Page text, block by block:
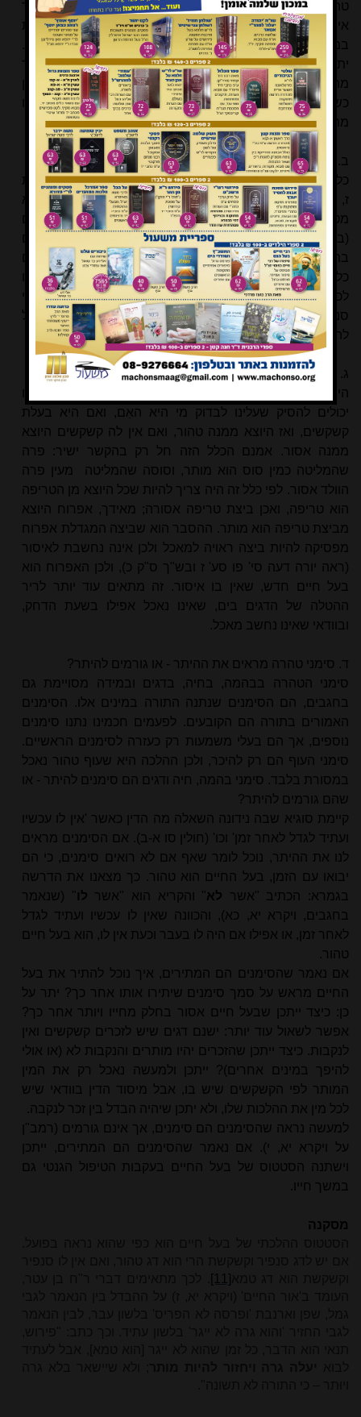
טהורה מן הטמא. לפי זה יש לנו כלל האומר שבעל חיים טהור
אינו מתרבה עם בעל חיים טמא. כלל זה בדרך כלל נכון, לפחות
במידה ולשני בני הזוג יש אברי הולדה, וישנה הזדווגות ביניהם.
יתכן לומר שהשינוי בביצים המוטלות לים אינו כל כך גדול שזכר
מהמין השני לא ישחה אחרי הנקבה ויפרה את ביציה, ולכן
כשההפרייה היא מחוץ לגוף יתכן שהכלל הזה של חז"ל אינו
מתקיים.
ב. דג טמא משריץ, דג טהור מטיל ביצים
כלל אחר הוא שדג טמא משריץ, ודג טהור מטיל ביצים (בכורות
ז, ב). האם נוכל לומר על המין חסר הקשקשים שמכיוון שהוא
מטיל ביצים הרי הוא דג טהור? סימני המשנה של בעלי החיים
(בניגוד לסימנים העיקריים – סנפיר וקשקשת - האמורים
בתורה) הם סימנים כלליים, שהסיקו חכמים מהניסיון. הם
כללים כלליים לכיוון מחשבה בלבד, ואין להם סמכות כמו
לכללים אחרים שבחז"ל. למעשה יש הרבה מינים שאינם בעלי
סנפיר וקשקשת ובכל זאת מטילי ביצים, וברור שלעולם לא נוכל
להתיר דג על פי הנחה זו.
ג. היוצא מן הטהור טהור
היוצא מן הטהור טהור... (משנה בכורות ה, ב). מהכלל הזה היינו
יכולים להסיק שעלינו לבדוק מי היא האֵם, ואם היא בעלת
קשקשים, ואז היוצא ממנה טהור, ואם אין לה קשקשים היוצא
ממנה אסור. אמנם הכלל הזה חל רק בהקשר ישיר: פרה
שהמליטה כמין סוס הוא מותר, וסוסה שהמליטה
מעין פרה
הוולד אסור. לפי כלל זה היה צריך להיות שכל היוצא מן הטריפה
הוא טריפה, ואכן ביצת טריפה אסורה; מאידך, אפרוח היוצא
מביצת טריפה הוא מותר. ההסבר הוא שביצה המגדלת אפרוח
מפסיקה להיות ביצה ראויה למאכל ולכן אינה נחשבת לאיסור
(ראה יורה דעה סי' פו סע' ז ובש"ך ס"ק כ), ולכן האפרוח הוא
בעל חיים חדש, שאין בו איסור. זה מתאים עוד יותר לריר
ההטלה של הדגים בים, שאינו נאכל אפילו בשעת הדחק,
ובוודאי שאינו נחשב מאכל.
ד. סימני טהרה מראים את ההיתר - או גורמים להיתר?
סימני הטהרה בבהמה, בחיה, בדגים ובמידה מסויימת גם
בחגבים, הם הסימנים שנתנה התורה במינים אלו. הסימנים
האמורים בתורה הם הקובעים. לפעמים חכמינו נתנו סימנים
נוספים, אך הם בעלי משמעות רק כעזרה לסימנים הראשיים.
סימני העוף הם רק להיכר, ולכן ההלכה היא שעוף טהור נאכל
במסורת בלבד. סימני בהמה, חיה ודגים הם סימנים להיתר - או
שהם גורמים להיתר?
קיימת סוגיא שבה נידונה השאלה מה הדין כאשר 'אין לו עכשיו
ועתיד לגדל לאחר זמן' וכו' (חולין סו א-ב). אם הסימנים מראים
לנו את ההיתר, נוכל לומר שאף אם לא רואים סימנים, כי הם
יבואו עם הזמן, בעל החיים הוא טהור. כך מצאנו את הדרשה
בגמרא: הכתיב "אשר לא" והקריא הוא "אשר לו" (שנאמר
בחגבים, ויקרא יא, כא), והכוונה שאין לו עכשיו ועתיד לגדל
לאחר זמן, או אפילו אם היה לו בעבר וכעת אין לו, הוא בעל חיים
טהור.
אם נאמר שהסימנים הם המתירים, איך נוכל להתיר את בעל
החיים מראש על סמך סימנים שיתירו אותו אחר כך? יתר על
כן: כיצד ייתכן שבעל חיים אסור בחלק מחייו ויותר אחר כך?
אפשר לשאול עוד יותר: ישנם דגים שיש לזכרים קשקשים ואין
לנקבות. כיצד ייתכן שהזכרים יהיו מותרים והנקבות לא (או אולי
להיפך במינים אחרים)? ייתכן ולמעשה נאכל רק את המין
המותר לפי הקשקשים שיש בו, אבל מיסוד הדין בוודאי שיש
לכל מין את ההלכות שלו, ולא יתכן שיהיה הבדל בין זכר לנקבה.
למעשה נראה שהסימנים הם סימנים, אך אינם גורמים (רמב"ן
על ויקרא יא, י). אם נאמר שהסימנים הם המתירים, ייתכן
וישתנה הסטטוס של בעל החיים בעקבות הטיפול הגנטי גם
במשך חייו.
מסקנה
[11]